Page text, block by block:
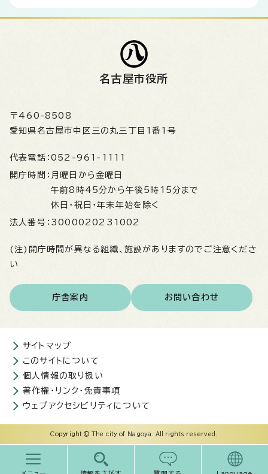
名古屋市役所
〒460-8508
愛知県名古屋市中区三の丸三丁目1番1号
代表電話： 052-961-1111
開庁時間： 月曜日から金曜日
午前8時45分から午後5時15分まで
休日・祝日・年末年始を除く
法人番号： 3000020231002
(注)開庁時間が異なる組織、施設がありますのでご注意くださ
い
庁舎案内 お問い合わせ
サイトマップ
このサイトについて
個人情報の取り扱い
著作権・リンク・免責事項
ウェブアクセシビリティについて
Copyright © The city of Nagoya. All rights reserved.